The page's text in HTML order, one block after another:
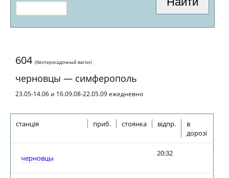
604 (беспересадочный вагон)
черновцы — симферополь
23.05-14.06 и 16.09.08-22.05.09 ежедневно
станція приб. стоянка відпр.
в
дорозі
черновцы
20:32